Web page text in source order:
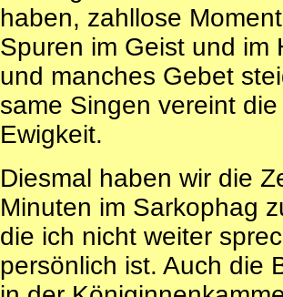
haben, zahllose
Spuren im Geist und im
und manches Gebet
same Singen vereint
Ewigkeit.
Diesmal haben wir die
Minuten im Sarkophag
die ich nicht weiter
persönlich ist. Auch die